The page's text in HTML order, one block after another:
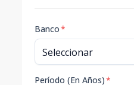
Banco*
Período (En Años)*